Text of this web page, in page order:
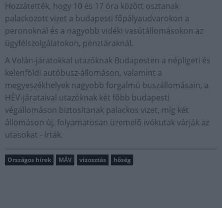
Hozzátették, hogy 10 és 17 óra között osztanak
palackozott vizet a budapesti főpályaudvarokon a
peronoknál és a nagyobb vidéki vasútállomásokon az
ügyfélszolgálatokon, pénztáraknál.
A Volán-járatokkal utazóknak Budapesten a népligeti és
kelenföldi autóbusz-állomáson, valamint a
megyeszékhelyek nagyobb forgalmú buszállomásain, a
HÉV-járataival utazóknak két főbb budapesti
végállomáson biztosítanak palackos vizet, míg két
állomáson új, folyamatosan üzemelő ivókutak várják az
utasokat - írták.
Országos hírek MÁV vízosztás hőség